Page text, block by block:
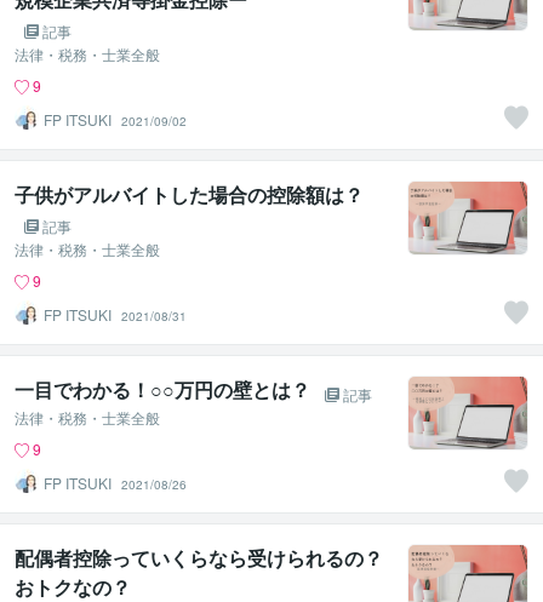
記事
法律・税務・士業全般
9
FP ITSUKI 2021/09/02
子供がアルバイトした場合の控除額は？
記事
法律・税務・士業全般
9
FP ITSUKI 2021/08/31
一目でわかる！○○万円の壁とは？
記事
法律・税務・士業全般
9
FP ITSUKI 2021/08/26
配偶者控除っていくらなら受けられるの？
おトクなの？